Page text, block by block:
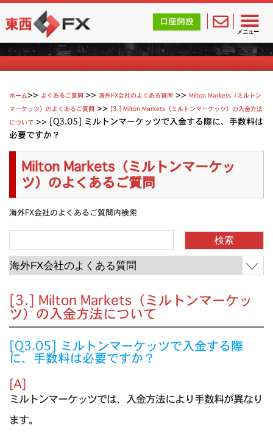
メニュー
東西FX｜海外FX会社（ブローカー）の無料口座開設サポ
口座開設
Milton Marketsのよくあるご質問
ホーム よくあるご質問 >>海外FX会社のよくある質問 >>Milton Markets（ミルトン
マーケッツ）のよくあるご質問 >> [3.] Milton Markets（ミルトンマーケッツ）の入金方法
について >> [Q3.05] ミルトンマーケッツで入金する際に、手数料は
必要ですか？
Milton Markets（ミルトンマーケッ
ツ）のよくあるご質問
海外FX会社のよくあるご質問内検索
[3.] Milton Markets（ミルトンマーケッ
ツ）の入金方法について
[Q3.05] ミルトンマーケッツで入金する際
に、手数料は必要ですか？
[A]
ミルトンマーケッツでは、入金方法により手数料が異なり
ます。